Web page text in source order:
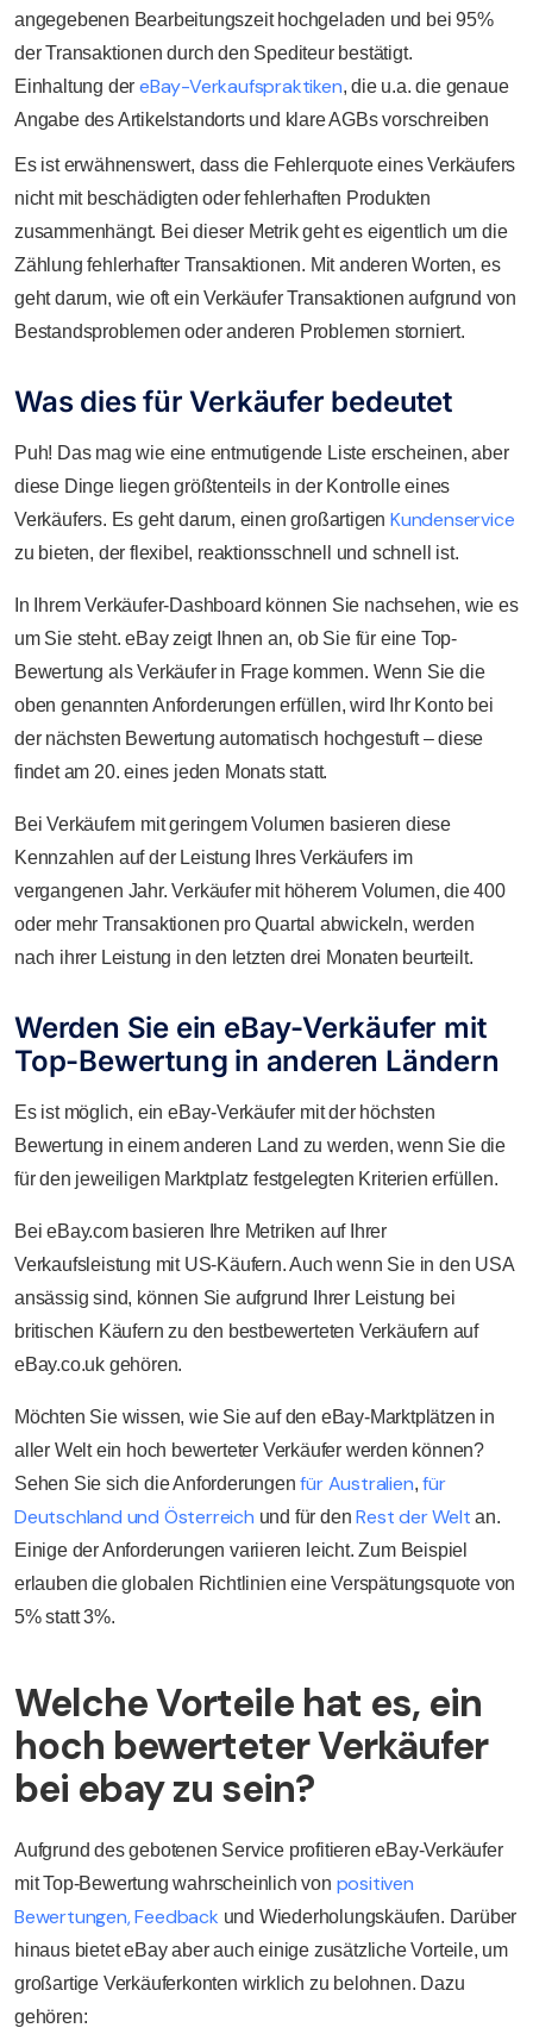
angegebenen Bearbeitungszeit hochgeladen und bei 95%
der Transaktionen durch den Spediteur bestätigt.
Einhaltung der eBay-Verkaufspraktiken, die u.a. die genaue
Angabe des Artikelstandorts und klare AGBs vorschreiben
Es ist erwähnenswert, dass die Fehlerquote eines Verkäufers
nicht mit beschädigten oder fehlerhaften Produkten
zusammenhängt. Bei dieser Metrik geht es eigentlich um die
Zählung fehlerhafter Transaktionen. Mit anderen Worten, es
geht darum, wie oft ein Verkäufer Transaktionen aufgrund von
Bestandsproblemen oder anderen Problemen storniert.
Was dies für Verkäufer bedeutet
Puh! Das mag wie eine entmutigende Liste erscheinen, aber
diese Dinge liegen größtenteils in der Kontrolle eines
Verkäufers. Es geht darum, einen großartigen Kundenservice
zu bieten, der flexibel, reaktionsschnell und schnell ist.
In Ihrem Verkäufer-Dashboard können Sie nachsehen, wie es
um Sie steht. eBay zeigt Ihnen an, ob Sie für eine Top-
Bewertung als Verkäufer in Frage kommen. Wenn Sie die
oben genannten Anforderungen erfüllen, wird Ihr Konto bei
der nächsten Bewertung automatisch hochgestuft – diese
findet am 20. eines jeden Monats statt.
Bei Verkäufern mit geringem Volumen basieren diese
Kennzahlen auf der Leistung Ihres Verkäufers im
vergangenen Jahr. Verkäufer mit höherem Volumen, die 400
oder mehr Transaktionen pro Quartal abwickeln, werden
nach ihrer Leistung in den letzten drei Monaten beurteilt.
Werden Sie ein eBay-Verkäufer mit
Top-Bewertung in anderen Ländern
Es ist möglich, ein eBay-Verkäufer mit der höchsten
Bewertung in einem anderen Land zu werden, wenn Sie die
für den jeweiligen Marktplatz festgelegten Kriterien erfüllen.
Bei eBay.com basieren Ihre Metriken auf Ihrer
Verkaufsleistung mit US-Käufern. Auch wenn Sie in den USA
ansässig sind, können Sie aufgrund Ihrer Leistung bei
britischen Käufern zu den bestbewerteten Verkäufern auf
eBay.co.uk gehören.
Möchten Sie wissen, wie Sie auf den eBay-Marktplätzen in
aller Welt ein hoch bewerteter Verkäufer werden können?
Sehen Sie sich die Anforderungenfür Australien,für
Deutschland und Österreich und für den Rest der Welt an.
Einige der Anforderungen variieren leicht. Zum Beispiel
erlauben die globalen Richtlinien eine Verspätungsquote von
5% statt 3%.
Welche Vorteile hat es, ein
hoch bewerteter Verkäufer
bei ebay zu sein?
Aufgrund des gebotenen Service profitieren eBay-Verkäufer
mit Top-Bewertung wahrscheinlich von positiven
Bewertungen, Feedback und Wiederholungskäufen. Darüber
hinaus bietet eBay aber auch einige zusätzliche Vorteile, um
großartige Verkäuferkonten wirklich zu belohnen. Dazu
gehören: